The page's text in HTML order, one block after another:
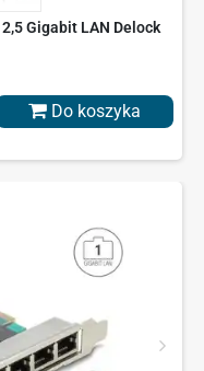
Gigabit LAN Delock
Do koszyka